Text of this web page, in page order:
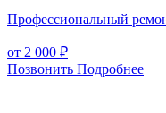
Профессиональный
от 2 000 ₽
Позвонить Подробнее